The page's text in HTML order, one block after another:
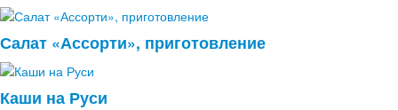
Салат «Ассорти», приготовление
Каши на Руси